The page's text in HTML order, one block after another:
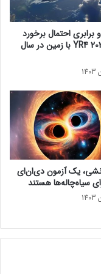
حیات فرازمینی
برابری احتمال برخورد
سیارک 2024 YR4 با زمین در سال
یک آزمون دی‌ان‌ای
سیاه‌چاله‌ها هستند